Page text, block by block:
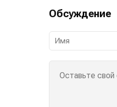
Обсуждение